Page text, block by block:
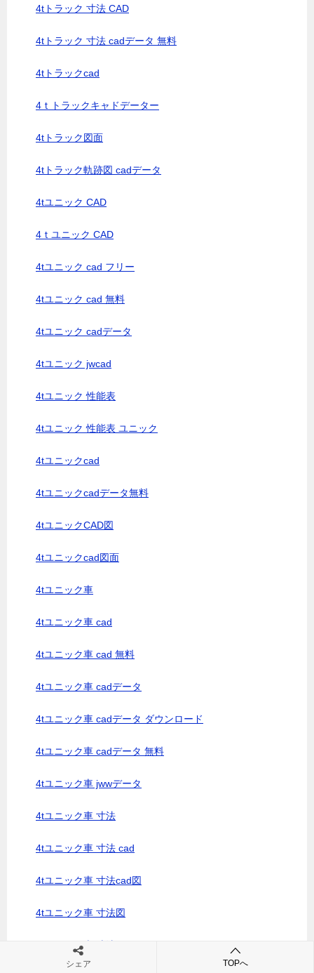
4tトラック 寸法 CAD
4tトラック 寸法 cadデータ 無料
4tトラックcad
4ｔトラックキャドデーター
4tトラック図面
4tトラック軌跡図 cadデータ
4tユニック CAD
4ｔユニック CAD
4tユニック cad フリー
4tユニック cad 無料
4tユニック cadデータ
4tユニック jwcad
4tユニック 性能表
4tユニック 性能表 ユニック
4tユニックcad
4tユニックcadデータ無料
4tユニックCAD図
4tユニックcad図面
4tユニック車
4tユニック車 cad
4tユニック車 cad 無料
4tユニック車 cadデータ
4tユニック車 cadデータ ダウンロード
4tユニック車 cadデータ 無料
4tユニック車 jwwデータ
4tユニック車 寸法
4tユニック車 寸法 cad
4tユニック車 寸法cad図
4tユニック車 寸法図
4tユニック車 寸法図 pdf
シェア TOPへ